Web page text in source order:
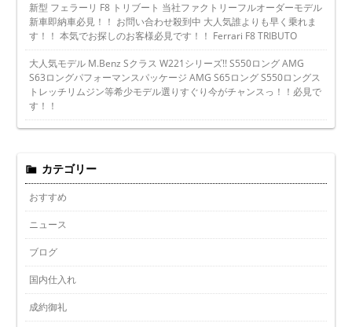
新型 フェラーリ F8 トリブート 当社ファクトリーフルオーダーモデル
新車即納車必見！！ お問い合わせ殺到中 大人気誰よりも早く乗れま
す！！ 本気でお探しのお客様必見です！！ Ferrari F8 TRIBUTO
大人気モデル M.Benz Sクラス W221シリーズ!! S550ロング AMG
S63ロングパフォーマンスパッケージ AMG S65ロング S550ロングス
トレッチリムジン等希少モデル選りすぐり今がチャンスっ！！必見で
す！！
カテゴリー
おすすめ
ニュース
ブログ
国内仕入れ
成約御礼